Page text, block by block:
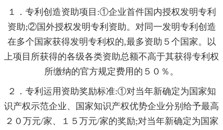
１．专利创造资助项目:①企业首件国内授权发明专利
资助;②国外授权发明专利资助。对同一发明专利创造
在多个国家获得发明专利权的,最多资助５个国家。以
上项目所获得的各级各类资助总额不高于其获得专利权
所缴纳的官方规定费用的５０％。
２．专利运用资助奖励标准:①对当年新确定为国家知
识产权示范企业、国家知识产权优势企业分别给予最高
２０万元/家、１５万元/家的奖励;对当年新确定为国家